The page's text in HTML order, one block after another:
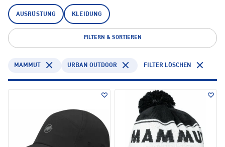
AUSRÜSTUNG KLEIDUNG
FILTERN & SORTIEREN
MAMMUT URBAN OUTDOOR FILTER LÖSCHEN